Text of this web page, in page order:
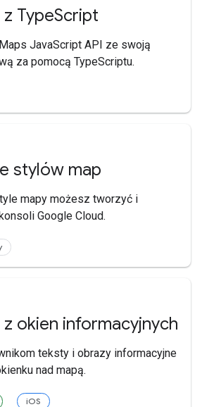
TypeScript
JavaScript API ze swoją
za pomocą TypeScriptu.
stylów map
mapy możesz tworzyć i
Google Cloud.
okien informacyjnych
teksty i obrazy informacyjne
nad mapą.
iOS